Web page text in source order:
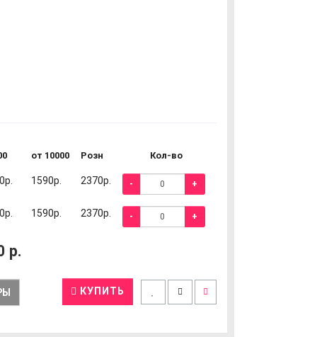
от 10000 Розн Кол-во
1590р. 2370р. - +
1590р. 2370р. - +
р.
КУПИТЬ